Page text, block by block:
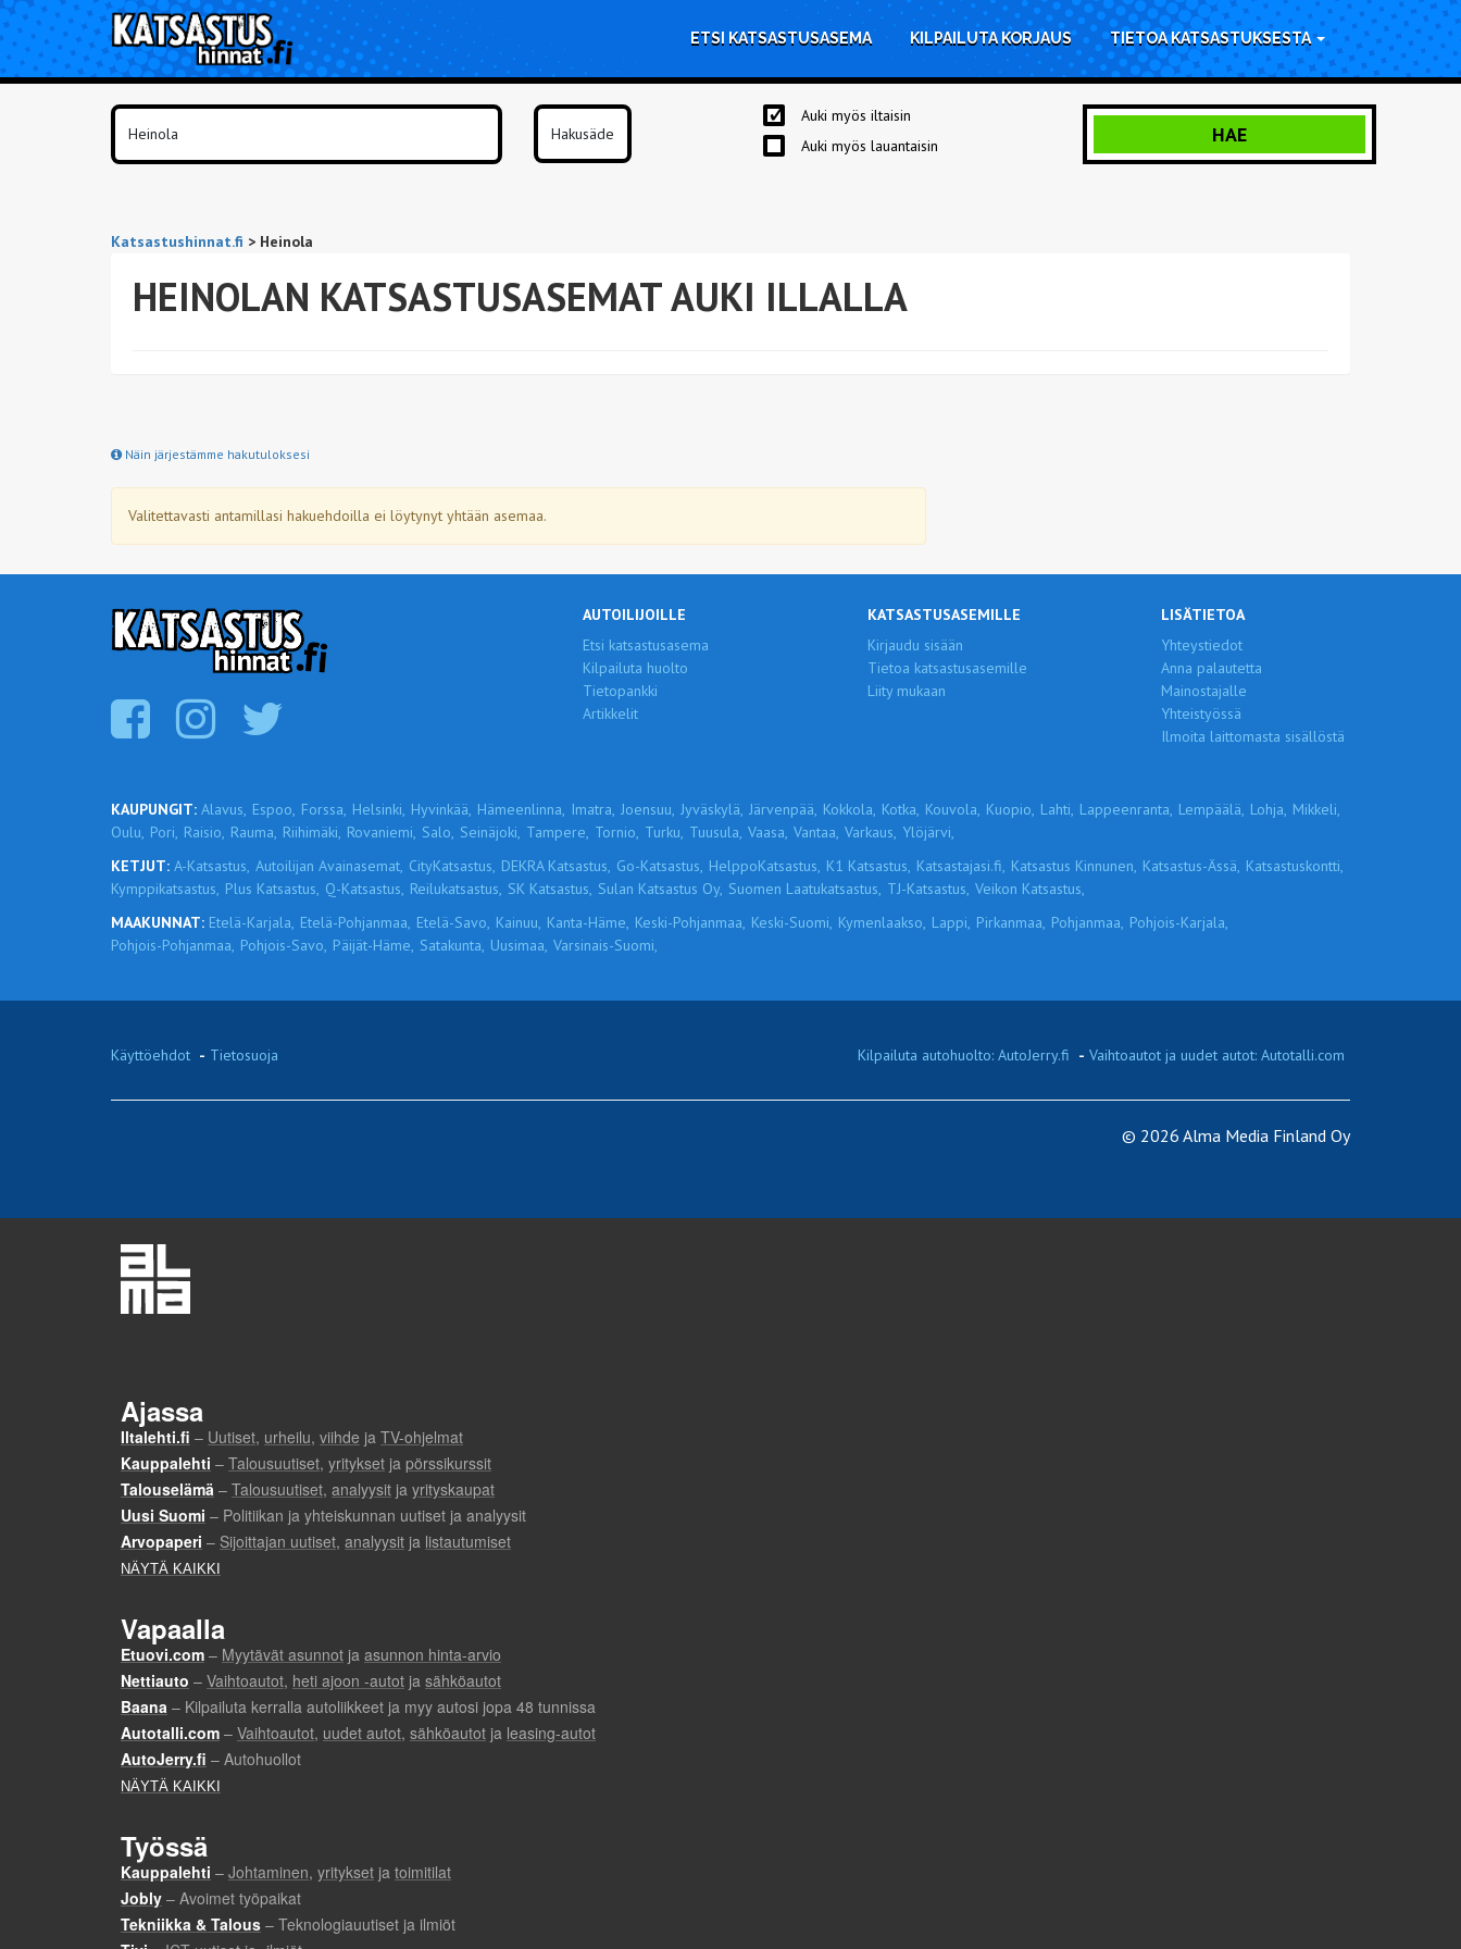
ETSI KATSASTUSASEMA KILPAILUTA KORJAUS TIETOA KATSASTUKSESTA
Auki myös iltaisin
Auki myös lauantaisin
HAE
Katsastushinnat.fi > Heinola
HEINOLAN KATSASTUSASEMAT AUKI ILLALLA
Näin järjestämme hakutuloksesi
Valitettavasti antamillasi hakuehdoilla ei löytynyt yhtään asemaa.
AUTOILIJOILLE
Etsi katsastusasema
Kilpailuta huolto
Tietopankki
Artikkelit
KATSASTUSASEMILLE
Kirjaudu sisään
Tietoa katsastusasemille
Liity mukaan
LISÄTIETOA
Yhteystiedot
Anna palautetta
Mainostajalle
Yhteistyössä
Ilmoita laittomasta sisällöstä
KAUPUNGIT: Alavus, Espoo, Forssa, Helsinki, Hyvinkää, Hämeenlinna, Imatra, Joensuu, Jyväskylä, Järvenpää, Kokkola, Kotka, Kouvola, Kuopio, Lahti, Lappeenranta, Lempäälä, Lohja, Mikkeli,
Oulu, Pori, Raisio, Rauma, Riihimäki, Rovaniemi, Salo, Seinäjoki, Tampere, Tornio, Turku, Tuusula, Vaasa, Vantaa, Varkaus, Ylöjärvi,
KETJUT: A-Katsastus, Autoilijan Avainasemat, CityKatsastus, DEKRA Katsastus, Go-Katsastus, HelppoKatsastus, K1 Katsastus, Katsastajasi.fi, Katsastus Kinnunen, Katsastus-Ässä, Katsastuskontti,
Kymppikatsastus, Plus Katsastus, Q-Katsastus, Reilukatsastus, SK Katsastus, Sulan Katsastus Oy, Suomen Laatukatsastus, TJ-Katsastus, Veikon Katsastus,
MAAKUNNAT: Etelä-Karjala, Etelä-Pohjanmaa, Etelä-Savo, Kainuu, Kanta-Häme, Keski-Pohjanmaa, Keski-Suomi, Kymenlaakso, Lappi, Pirkanmaa, Pohjanmaa, Pohjois-Karjala,
Pohjois-Pohjanmaa, Pohjois-Savo, Päijät-Häme, Satakunta, Uusimaa, Varsinais-Suomi,
Käyttöehdot - Tietosuoja Kilpailuta autohuolto: AutoJerry.fi - Vaihtoautot ja uudet autot: Autotalli.com
© 2026 Alma Media Finland Oy